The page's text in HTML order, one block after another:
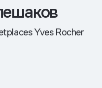
Yves Rocher